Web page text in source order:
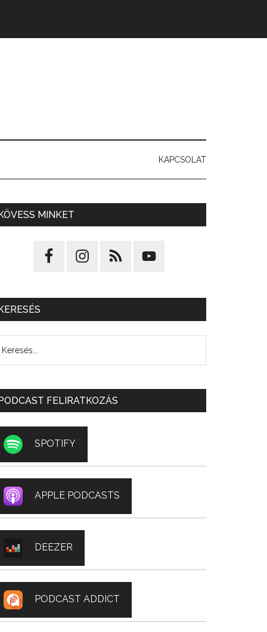
KAPCSOLAT
MINKET
FELIRATKOZÁS
SPOTIFY
APPLE PODCASTS
DEEZER
PODCAST ADDICT